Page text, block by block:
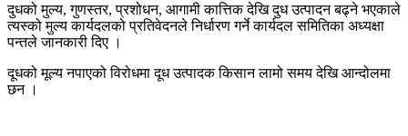
दुधको मुल्य, गुणस्तर, प्रशोधन, आगामी कात्तिक देखि दुध उत्पादन बढ्ने भएकाले
त्यस्को मुल्य कार्यदलको प्रतिवेदनले निर्धारण गर्ने कार्यदल समितिका अध्यक्षा
पन्तले जानकारी दिए ।
दूधको मूल्य नपाएको विरोधमा दूध उत्पादक किसान लामो समय देखि आन्दोलमा
छन ।